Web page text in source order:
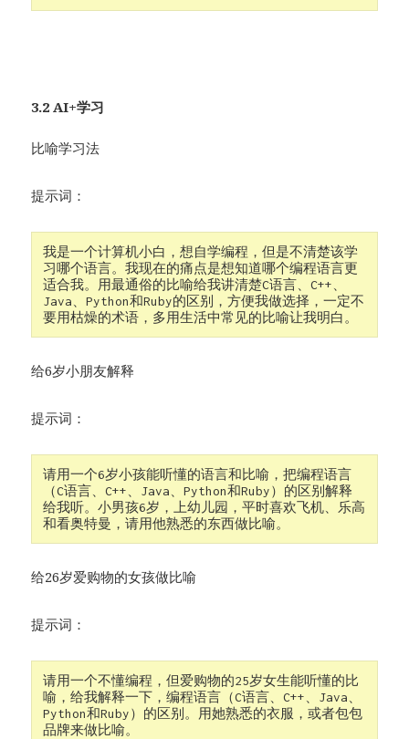
3.2 AI+学习
比喻学习法
提示词：
我是一个计算机小白，想自学编程，但是不清楚该学
习哪个语言。我现在的痛点是想知道哪个编程语言更
适合我。用最通俗的比喻给我讲清楚C语言、C++、
Java、Python和Ruby的区别，方便我做选择，一定不
要用枯燥的术语，多用生活中常见的比喻让我明白。
给6岁小朋友解释
提示词：
请用一个6岁小孩能听懂的语言和比喻，把编程语言
（C语言、C++、Java、Python和Ruby）的区别解释
给我听。小男孩6岁，上幼儿园，平时喜欢飞机、乐高
和看奥特曼，请用他熟悉的东西做比喻。
给26岁爱购物的女孩做比喻
提示词：
请用一个不懂编程，但爱购物的25岁女生能听懂的比
喻，给我解释一下，编程语言（C语言、C++、Java、
Python和Ruby）的区别。用她熟悉的衣服，或者包包
品牌来做比喻。